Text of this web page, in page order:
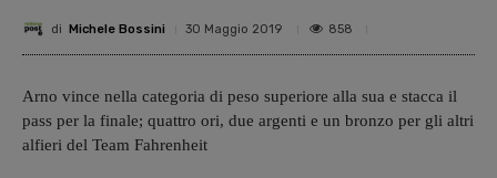
di Michele Bossini 30 Maggio 2019 858
Arno vince nella categoria di peso superiore alla sua e stacca il
pass per la finale; quattro ori, due argenti e un bronzo per gli altri
alfieri del Team Fahrenheit